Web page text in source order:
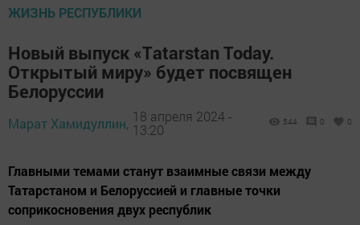
ЖИЗНЬ РЕСПУБЛИКИ
Новый выпуск «Тatarstan Today.
Открытый миру» будет посвящен
Белоруссии
Марат Хамидуллин, 18 апреля 2024 -
13:20
544 0 0
Главными темами станут взаимные связи между
Татарстаном и Белоруссией и главные точки
соприкосновения двух республик